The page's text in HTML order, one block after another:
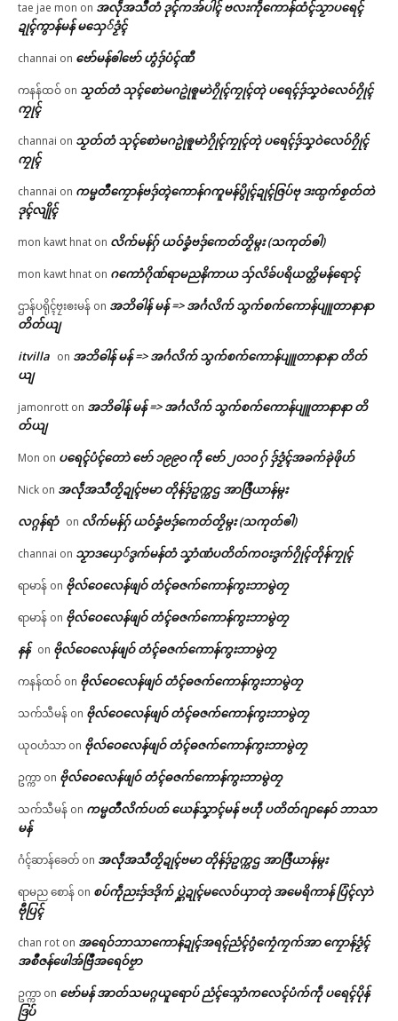
tae jae mon on အလဵုအသဳတံ ဒုၚ်ကအ်ပါၚ် ဗလးကဵုကောန်ထံၚ်သၟာပရေၚ်
ဍုၚ်ကွာန်မန် မသှေ်ဒၟံၚ်
channai on ဗော်မန်ၜါဗော် ဟွံဒှ်ပံၚ်ဏီ
ကနန်ထဝ် on သၟတ်တံ သုၚ်စောဲမဂဥုဲၜူမာဲဂၠိုၚ်ကၠုၚ်တုဲ ပရေၚ်ဒှ်သၞဝဲလေဝ်ဂၠိုၚ်
ကၠုၚ်
channai on သၟတ်တံ သုၚ်စောဲမဂဥုဲၜူမာဲဂၠိုၚ်ကၠုၚ်တုဲ ပရေၚ်ဒှ်သၞဝဲလေဝ်ဂၠိုၚ်
ကၠုၚ်
channai on ကမ္မတဳကၠောန်ဗဒှ်တ္ၚဲကောန်ဂကူမန်ပွိုၚ်ဍုၚ်ဇြပ်ဗု ဒးထ္ပက်စၟတ်တဲ
ဒုၚ်လျိုၚ်
mon kawt hnat on လိက်မန်ဂှ် ယဝ်ခၞံဗဒှ်ကေတ်တၟိမ္ဂး (သကုတ်ၜါ)
mon kawt hnat on ဂကောံဂိုဏ်ရာမညနိကာယ သှ်လိခ်ပရိယတ္တိမန်ရောၚ်
ဌာန်ပရိုၚ်ဗၠးၜးမန် on အဘိဓါန် မန် => အၚ်္ဂလိက် သွက်စက်ကောန်ပျူတာနာနာ
တိတ်ယျ
itvilla on အဘိဓါန် မန် => အၚ်္ဂလိက် သွက်စက်ကောန်ပျူတာနာနာ တိတ်
ယျ
jamonrott on အဘိဓါန် မန် => အၚ်္ဂလိက် သွက်စက်ကောန်ပျူတာနာနာ တိ
တ်ယျ
Mon on ပရေၚ်ပံၚ်တောဲ ဗော် ၁၉၉၀ ကဵု ဗော် ၂၀၁၀ ဂှ် ဒှ်ဒၟံၚ်အခက်ခုဲဖိုဟ်
Nick on အလဵုအသဳတၟိဍုၚ်ဗမာ တိုန်ဒှ်ဥက္ကဌ အာဇြဳယာန်မ္ဂး
လဂ္ဂန်ရာံ on လိက်မန်ဂှ် ယဝ်ခၞံဗဒှ်ကေတ်တၟိမ္ဂး (သကုတ်ၜါ)
channai on သၟာဒယှေ်ဒွက်မန်တံ သၞာံဏံပတိတ်ကဝးဒွက်ဂၠိုၚ်တိုန်ကၠုၚ်
ရာမာန် on ဗိုလ်ဝေလေန်ဖျဝ် တံၚ်ဓဇက်ကောန်ကွးဘာမွဲတၠ
ရာမာန် on ဗိုလ်ဝေလေန်ဖျဝ် တံၚ်ဓဇက်ကောန်ကွးဘာမွဲတၠ
နန် on ဗိုလ်ဝေလေန်ဖျဝ် တံၚ်ဓဇက်ကောန်ကွးဘာမွဲတၠ
ကနန်ထဝ် on ဗိုလ်ဝေလေန်ဖျဝ် တံၚ်ဓဇက်ကောန်ကွးဘာမွဲတၠ
သက်သီမန် on ဗိုလ်ဝေလေန်ဖျဝ် တံၚ်ဓဇက်ကောန်ကွးဘာမွဲတၠ
ယုဝဟံသာ on ဗိုလ်ဝေလေန်ဖျဝ် တံၚ်ဓဇက်ကောန်ကွးဘာမွဲတၠ
ဥက္ကာ on ဗိုလ်ဝေလေန်ဖျဝ် တံၚ်ဓဇက်ကောန်ကွးဘာမွဲတၠ
သက်သီမန် on ကမ္မတဳလိက်ပတ် ယေန်သၞာၚ်မန် ဗဟဵု ပတိတ်ဂျာနေဝ် ဘာသာ
မန်
ဂံၚ်ဆာန်ခေတ် on အလဵုအသဳတၟိဍုၚ်ဗမာ တိုန်ဒှ်ဥက္ကဌ အာဇြဳယာန်မ္ဂး
ရာမည စောန် on စပ်ကဵုညးဒှ်ဒဒိုက် ပ္ဋဲဍုၚ်မလေဝ်ယှာတုဲ အမေရိကာန် ပြံၚ်လှာဲ
ဗီုပြၚ်
chan rot on အရေဝ်ဘာသာကောန်ဍုၚ်အရၚ်ညံၚ်ဂွံကၠေံကၠက်အာ ကၠောန်ဒၟံၚ်
အစဳဇန်ဖေါအ်ဗြဳအရေဝ်ဗၟာ
ဥက္ကာ on ဗော်မန် အာတ်သမဂ္ဂယူရောပ် ညံၚ်သ္ဂောံကလေၚ်ပံက်ကဵု ပရေၚ်ပိုန်
ဒြပ်